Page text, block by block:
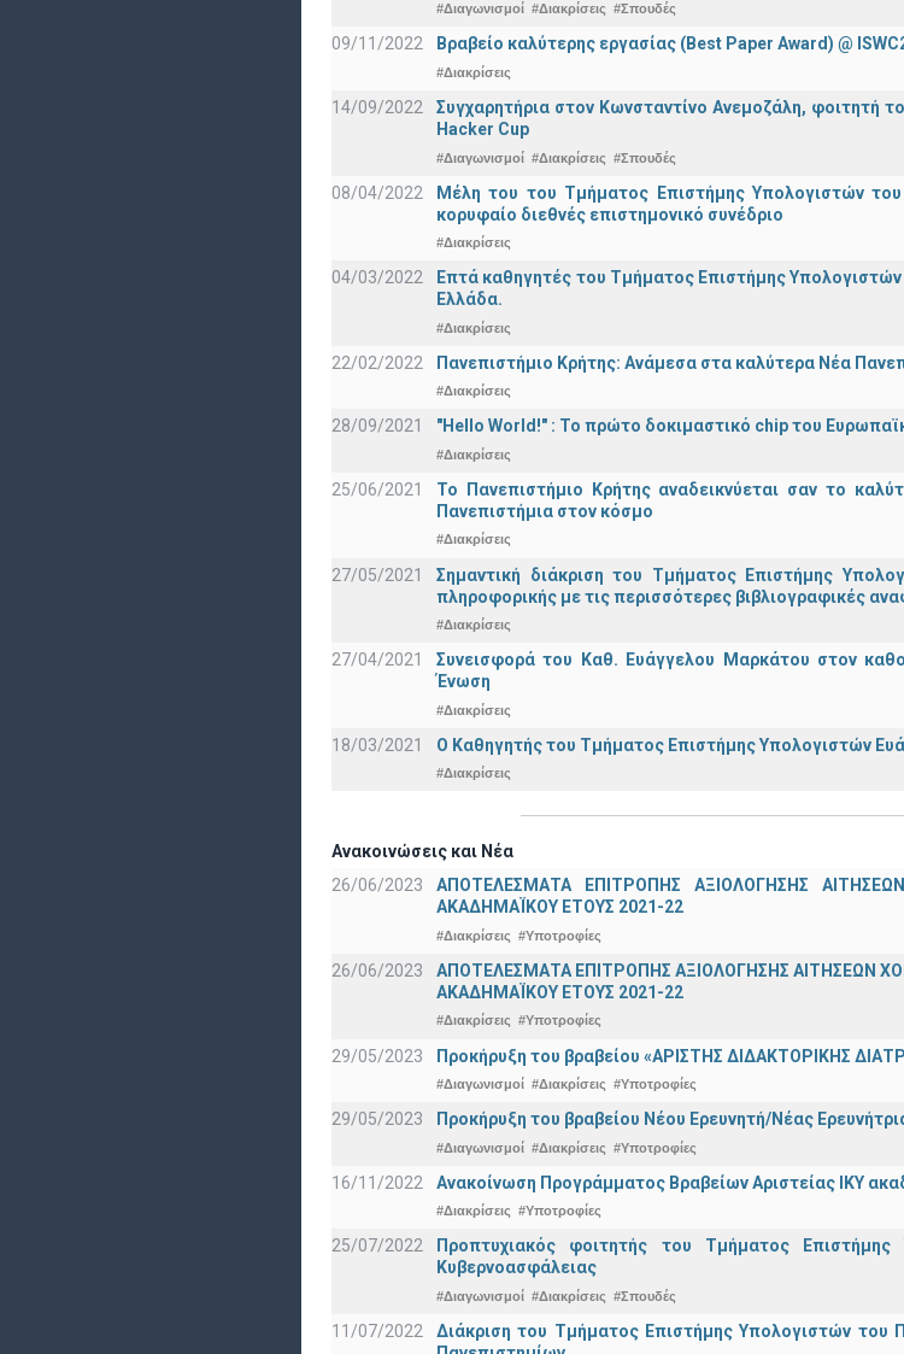
#Διαγωνισμοί #Διακρίσεις #Σπουδές
09/11/2022 Βραβείο καλύτερης εργασίας (Best Paper Award) @
#Διακρίσεις
14/09/2022
Συγχαρητήρια στον Κωνσταντίνο Ανεμοζάλη, φοιτητή
Hacker Cup
#Διαγωνισμοί #Διακρίσεις #Σπουδές
08/04/2022
Μέλη του του Τμήματος Επιστήμης Υπολογιστών του
κορυφαίο διεθνές επιστημονικό συνέδριο
#Διακρίσεις
04/03/2022
Επτά καθηγητές του Τμήματος Επιστήμης
Ελλάδα.
#Διακρίσεις
22/02/2022 Πανεπιστήμιο Κρήτης: Ανάμεσα στα καλύτερα Νέα
#Διακρίσεις
28/09/2021 "Hello World!" : Το πρώτο δοκιμαστικό chip του
#Διακρίσεις
25/06/2021
Το Πανεπιστήμιο Κρήτης αναδεικνύεται σαν το
Πανεπιστήμια στον κόσμο
#Διακρίσεις
27/05/2021
Σημαντική διάκριση του Τμήματος Επιστήμης
πληροφορικής με τις περισσότερες βιβλιογραφικές
#Διακρίσεις
27/04/2021
Συνεισφορά του Καθ. Ευάγγελου Μαρκάτου στον
Ένωση
#Διακρίσεις
18/03/2021 Ο Καθηγητής του Τμήματος Επιστήμης Υπολογιστών
#Διακρίσεις
Ανακοινώσεις και Νέα
26/06/2023
ΑΠΟΤΕΛΕΣΜΑΤΑ ΕΠΙΤΡΟΠΗΣ ΑΞΙΟΛΟΓΗΣΗΣ
ΑΚΑΔΗΜΑΪΚΟΥ ΕΤΟΥΣ 2021-22
#Διακρίσεις #Υποτροφίες
26/06/2023
ΑΠΟΤΕΛΕΣΜΑΤΑ ΕΠΙΤΡΟΠΗΣ ΑΞΙΟΛΟΓΗΣΗΣ ΑΙΤΗΣΕΩΝ
ΑΚΑΔΗΜΑΪΚΟΥ ΕΤΟΥΣ 2021-22
#Διακρίσεις #Υποτροφίες
29/05/2023 Προκήρυξη του βραβείου «ΑΡΙΣΤΗΣ ΔΙΔΑΚΤΟΡΙΚΗΣ
#Διαγωνισμοί #Διακρίσεις #Υποτροφίες
29/05/2023 Προκήρυξη του βραβείου Νέου Ερευνητή/Νέας
#Διαγωνισμοί #Διακρίσεις #Υποτροφίες
16/11/2022 Ανακοίνωση Προγράμματος Βραβείων Αριστείας ΙΚΥ
#Διακρίσεις #Υποτροφίες
25/07/2022
Προπτυχιακός φοιτητής του Τμήματος
Κυβερνοασφάλειας
#Διαγωνισμοί #Διακρίσεις #Σπουδές
11/07/2022
Διάκριση του Τμήματος Επιστήμης Υπολογιστών του